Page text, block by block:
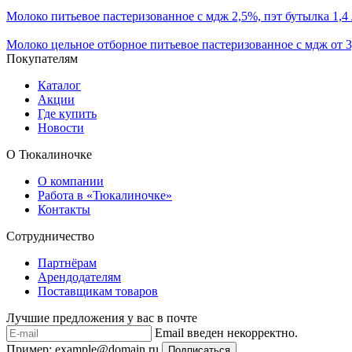
Молоко питьевое пастеризованное с мдж 2,5%, пэт бутылка 1,4
Молоко цельное отборное питьевое пастеризованное с мдж от
Покупателям
Каталог
Акции
Где купить
Новости
О Тюкалиночке
О компании
Работа в «Тюкалиночке»
Контакты
Сотрудничество
Партнёрам
Арендодателям
Поставщикам товаров
Лучшие предложения у вас в почте
Email введен некорректно.
Пример: example@domain.ru